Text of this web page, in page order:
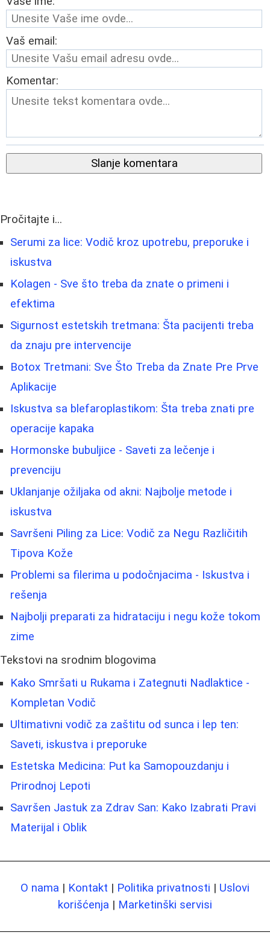
Vaš email:
Komentar:
Slanje komentara
Pročitajte i...
Serumi za lice: Vodič kroz upotrebu, preporuke i
iskustva
Kolagen - Sve što treba da znate o primeni i
efektima
Sigurnost estetskih tretmana: Šta pacijenti treba
da znaju pre intervencije
Botox Tretmani: Sve Što Treba da Znate Pre Prve
Aplikacije
Iskustva sa blefaroplastikom: Šta treba znati pre
operacije kapaka
Hormonske bubuljice - Saveti za lečenje i
prevenciju
Uklanjanje ožiljaka od akni: Najbolje metode i
iskustva
Savršeni Piling za Lice: Vodič za Negu Različitih
Tipova Kože
Problemi sa filerima u podočnjacima - Iskustva i
rešenja
Najbolji preparati za hidrataciju i negu kože tokom
zime
Tekstovi na srodnim blogovima
Kako Smršati u Rukama i Zategnuti Nadlaktice -
Kompletan Vodič
Ultimativni vodič za zaštitu od sunca i lep ten:
Saveti, iskustva i preporuke
Estetska Medicina: Put ka Samopouzdanju i
Prirodnoj Lepoti
Savršen Jastuk za Zdrav San: Kako Izabrati Pravi
Materijal i Oblik
O nama | Kontakt | Politika privatnosti | Uslovi
korišćenja | Marketinški servisi